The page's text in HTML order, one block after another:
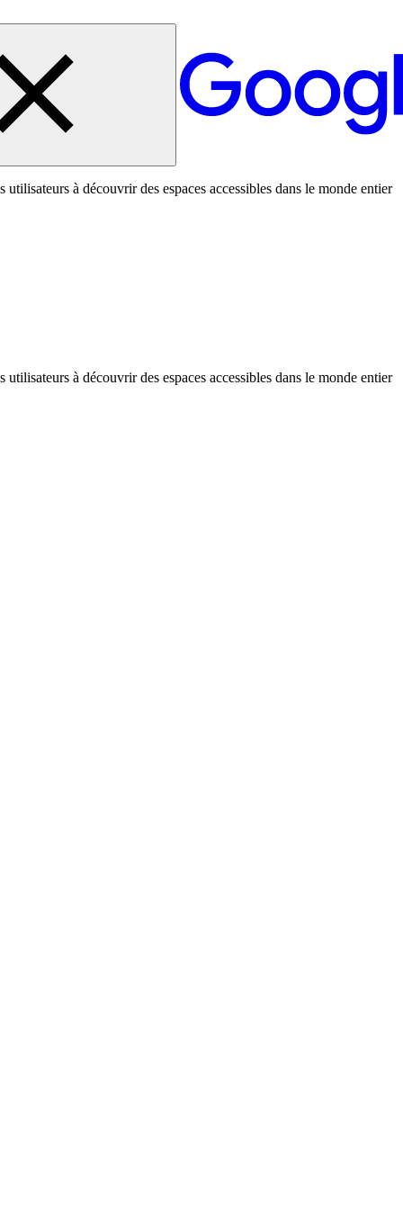
à découvrir des espaces accessibles dans le monde entier
à découvrir des espaces accessibles dans le monde entier